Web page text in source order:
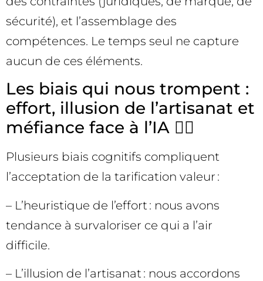
sécurité), et l’assemblage des
compétences. Le temps seul ne capture
aucun de ces éléments.
Les biais qui nous trompent :
effort, illusion de l’artisanat et
méfiance face à l’IA 😵‍💫
Plusieurs biais cognitifs compliquent
l’acceptation de la tarification valeur :
– L’heuristique de l’effort : nous avons
tendance à survaloriser ce qui a l’air
difficile.
– L’illusion de l’artisanat : nous accordons